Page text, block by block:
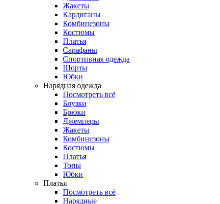
Жакеты
Кардиганы
Комбинезоны
Костюмы
Платья
Сарафаны
Спортивная одежда
Шорты
Юбки
Нарядная одежда
Посмотреть всё
Блузки
Брюки
Джемперы
Жакеты
Комбинезоны
Костюмы
Платья
Топы
Юбки
Платья
Посмотреть всё
Нарядные